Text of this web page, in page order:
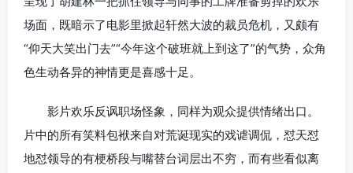
场面，既暗示了电影里掀起轩然大波的裁员危机，又颇有
“仰天大笑出门去”“今年这个破班就上到这了”的气势，众角
色生动各异的神情更是喜感十足。
影片欢乐反讽职场怪象，同样为观众提供情绪出口。
片中的所有笑料包袱来自对荒诞现实的戏谑调侃，怼天怼
地怼领导的有梗桥段与嘴替台词层出不穷，而有些看似离